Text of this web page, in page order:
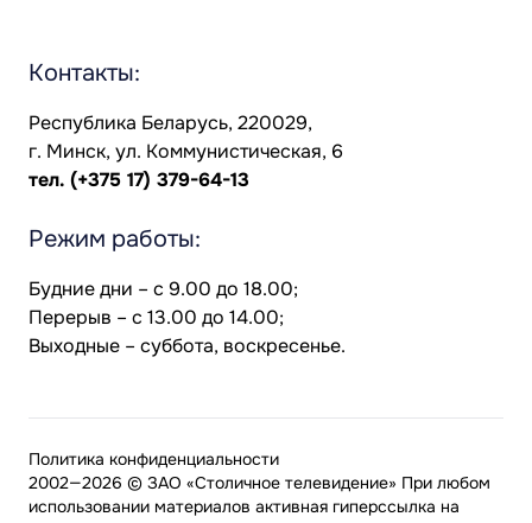
Контакты:
Республика Беларусь, 220029,
г. Минск, ул. Коммунистическая, 6
тел. (+375 17) 379-64-13
Режим работы:
Будние дни – с 9.00 до 18.00;
Перерыв – с 13.00 до 14.00;
Выходные – суббота, воскресенье.
2002—2026 © ЗАО «Столичное телевидение» При любом
использовании материалов активная гиперссылка на
Политика конфиденциальности